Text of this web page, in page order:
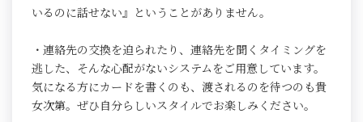
いるのに話せない』ということがありません。
・連絡先の交換を迫られたり、連絡先を聞くタイミングを
逃した、そんな心配がないシステムをご用意しています。
気になる方にカードを書くのも、渡されるのを待つのも貴
女次第。ぜひ自分らしいスタイルでお楽しみください。